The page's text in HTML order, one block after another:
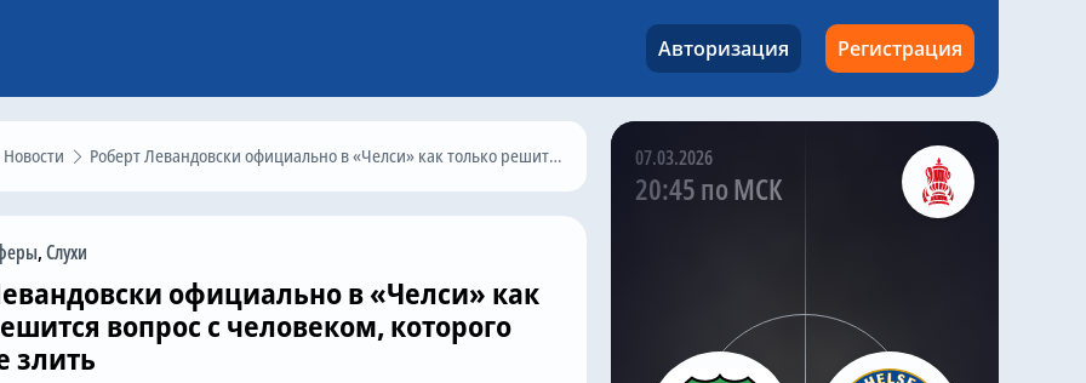
Авторизация Регистрация
Новости Роберт Левандовски официально в «Челси» как только решится вопрос с человеком, которого лучше не злить
,Слухи
официально в «Челси» как
вопрос с человеком, которого
злить
07.03.2026
20:45 по МСК
Kazak,Вчера в 22:27
Мало Густо полон
решимости покинуть
«Челси».
«Пари Сен-Жермен» —
последняя команда,
также заинтересован в
Gusto .